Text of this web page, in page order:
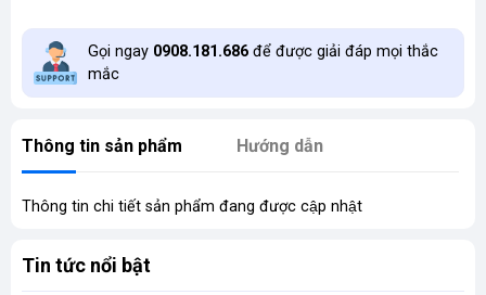
Gọi ngay 0908.181.686 để được giải đáp mọi thắc
mắc
Thông tin sản phẩm Hướng dẫn
Thông tin chi tiết sản phẩm đang được cập nhật
Tin tức nổi bật